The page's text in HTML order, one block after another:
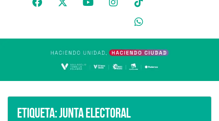
Etiqueta:Junta Electoral